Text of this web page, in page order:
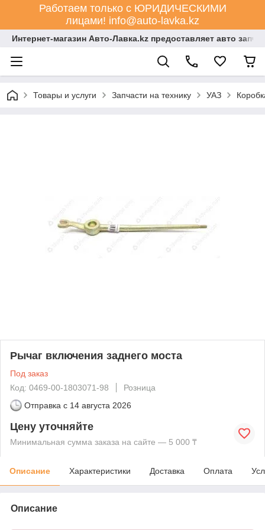
Работаем только с ЮРИДИЧЕСКИМИ
лицами! info@auto-lavka.kz
Интернет-магазин Авто-Лавка.kz предоставляет авто
Товары и услуги Запчасти на технику УАЗ
Рычаг включения заднего моста
Под заказ
Код: 0469-00-1803071-98
Розница
Отправка с 14 августа 2026
Цену уточняйте
Минимальная сумма заказа на сайте — 5 000 ₸
Описание Характеристики Доставка Оплата
Описание